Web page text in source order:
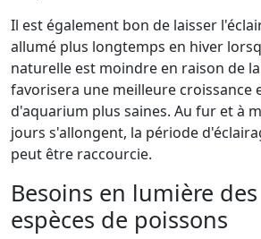
Il est également bon de laisser
allumé plus longtemps en hiver
naturelle est moindre en raison de la
favorisera une meilleure croissance
d'aquarium plus saines. Au fur et à
jours s'allongent, la période
peut être raccourcie.
Besoins en lumière
espèces de poissons